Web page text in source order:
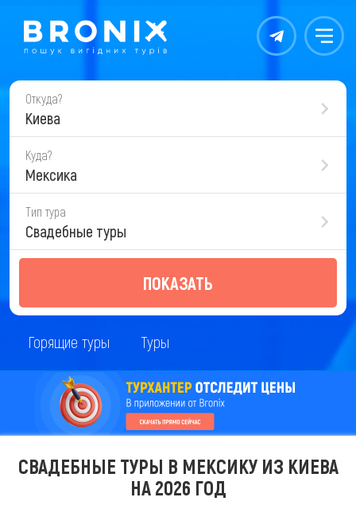
Контакты Меню
Откуда?
Киева
Куда?
Мексика
Тип тура
Свадебные туры
ПОКАЗАТЬ
Горящие туры Туры
СВАДЕБНЫЕ ТУРЫ В МЕКСИКУ ИЗ КИЕВА
НА 2026 ГОД